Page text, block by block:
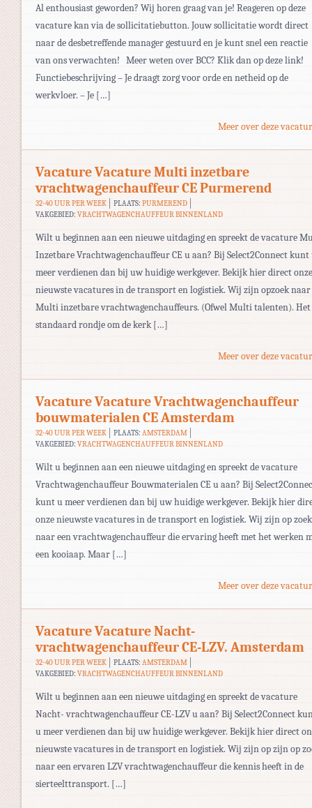
Al enthousiast geworden? Wij horen graag van je! Reageren op deze
vacature kan via de sollicitatiebutton. Jouw sollicitatie wordt direct
naar de desbetreffende manager gestuurd en je kunt snel een reactie
van ons verwachten! Meer weten over BCC? Klik dan op deze link!
Functiebeschrijving – Je draagt zorg voor orde en netheid op de
werkvloer. – Je […]
Meer over deze
Vacature Vacature Multi inzetbare
vrachtwagenchauffeur CE Purmerend
32-40 UUR PER WEEK PLAATS: PURMEREND
VAKGEBIED: VRACHTWAGENCHAUFFEUR BINNENLAND
Wilt u beginnen aan een nieuwe uitdaging en spreekt de vacature
Inzetbare Vrachtwagenchauffeur CE u aan? Bij Select2Connect kunt
meer verdienen dan bij uw huidige werkgever. Bekijk hier direct onze
nieuwste vacatures in de transport en logistiek. Wij zijn opzoek naar
Multi inzetbare vrachtwagenchauffeurs. (Ofwel Multi talenten). Het
standaard rondje om de kerk […]
Meer over deze
Vacature Vacature Vrachtwagenchauffeur
bouwmaterialen CE Amsterdam
32-40 UUR PER WEEK PLAATS: AMSTERDAM
VAKGEBIED: VRACHTWAGENCHAUFFEUR BINNENLAND
Wilt u beginnen aan een nieuwe uitdaging en spreekt de vacature
Vrachtwagenchauffeur Bouwmaterialen CE u aan? Bij
kunt u meer verdienen dan bij uw huidige werkgever. Bekijk hier
onze nieuwste vacatures in de transport en logistiek. Wij zijn op zoek
naar een vrachtwagenchauffeur die ervaring heeft met het werken
een kooiaap. Maar […]
Meer over deze
Vacature Vacature Nacht-
vrachtwagenchauffeur CE-LZV. Amsterdam
32-40 UUR PER WEEK PLAATS: AMSTERDAM
VAKGEBIED: VRACHTWAGENCHAUFFEUR BINNENLAND
Wilt u beginnen aan een nieuwe uitdaging en spreekt de vacature
Nacht- vrachtwagenchauffeur CE-LZV u aan? Bij Select2Connect
u meer verdienen dan bij uw huidige werkgever. Bekijk hier direct
nieuwste vacatures in de transport en logistiek. Wij zijn op zijn op
naar een ervaren LZV vrachtwagenchauffeur die kennis heeft in de
sierteelttransport. […]